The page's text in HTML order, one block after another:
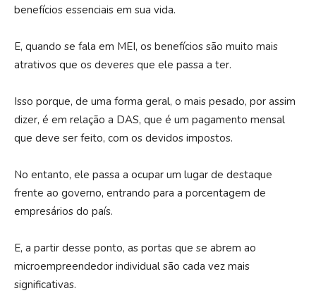
benefícios essenciais em sua vida.
E, quando se fala em MEI, os benefícios são muito mais
atrativos que os deveres que ele passa a ter.
Isso porque, de uma forma geral, o mais pesado, por assim
dizer, é em relação a DAS, que é um pagamento mensal
que deve ser feito, com os devidos impostos.
No entanto, ele passa a ocupar um lugar de destaque
frente ao governo, entrando para a porcentagem de
empresários do país.
E, a partir desse ponto, as portas que se abrem ao
microempreendedor individual são cada vez mais
significativas.